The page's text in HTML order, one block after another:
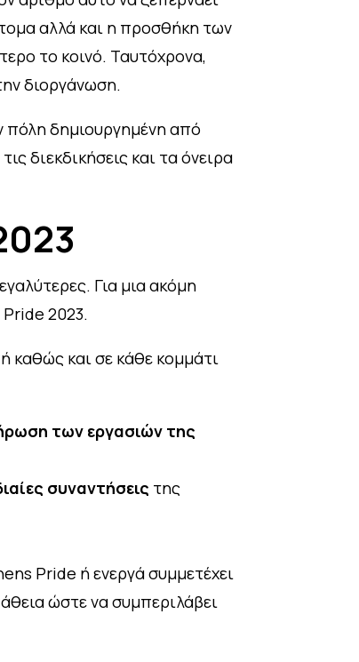
αλλά και η προσθήκη των
το κοινό. Ταυτόχρονα,
διοργάνωση.
πόλη δημιουργημένη από
διεκδικήσεις και τα όνειρα
Για μια ακόμη
2023.
καθώς και σε κάθε κομμάτι
των εργασιών της
συναντήσεις της
Pride ή ενεργά συμμετέχει
ώστε να συμπεριλάβει